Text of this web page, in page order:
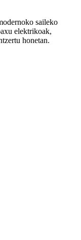
saileko
elektrikoak,
honetan.